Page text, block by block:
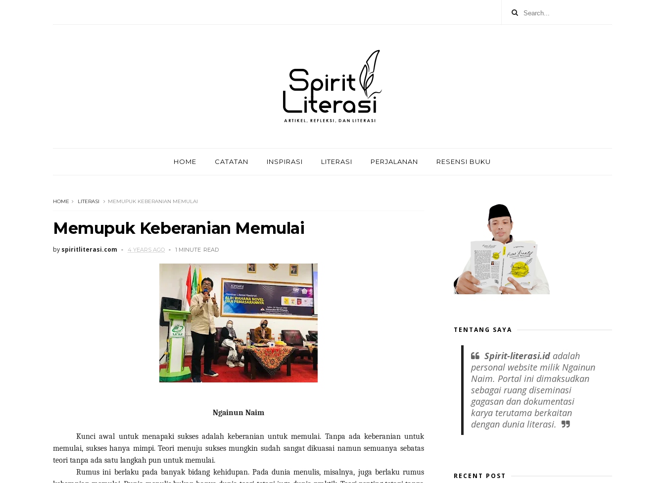
HOME CATATAN INSPIRASI LITERASI PERJALANAN RESENSI BUKU
HOME LITERASI MEMUPUK KEBERANIAN MEMULAI
Memupuk Keberanian Memulai
by spiritliterasi.com 4 YEARS AGO 1 MINUTE READ
Ngainun Naim
Kunci awal untuk menapaki sukses adalah keberanian untuk memulai. Tanpa ada keberanian untuk
memulai, sukses hanya mimpi. Teori menuju sukses mungkin sudah sangat dikuasai namun semuanya sebatas
teori tanpa ada satu langkah pun untuk memulai.
Rumus ini berlaku pada banyak bidang kehidupan. Pada dunia menulis, misalnya, juga berlaku rumus
TENTANG SAYA
Spirit-literasi.id adalah
personal website milik Ngainun
Naim. Portal ini dimaksudkan
sebagai ruang diseminasi
gagasan dan dokumentasi
karya terutama berkaitan
dengan dunia literasi.
RECENT POST